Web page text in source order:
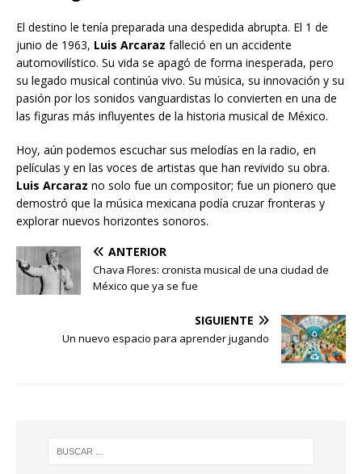
El destino le tenía preparada una despedida abrupta. El 1 de
junio de 1963, Luis Arcaraz falleció en un accidente
automovilístico. Su vida se apagó de forma inesperada, pero
su legado musical continúa vivo. Su música, su innovación y su
pasión por los sonidos vanguardistas lo convierten en una de
las figuras más influyentes de la historia musical de México.
Hoy, aún podemos escuchar sus melodías en la radio, en
películas y en las voces de artistas que han revivido su obra.
Luis Arcaraz no solo fue un compositor; fue un pionero que
demostró que la música mexicana podía cruzar fronteras y
explorar nuevos horizontes sonoros.
ANTERIOR
Chava Flores: cronista musical de una ciudad de
México que ya se fue
SIGUIENTE
Un nuevo espacio para aprender jugando